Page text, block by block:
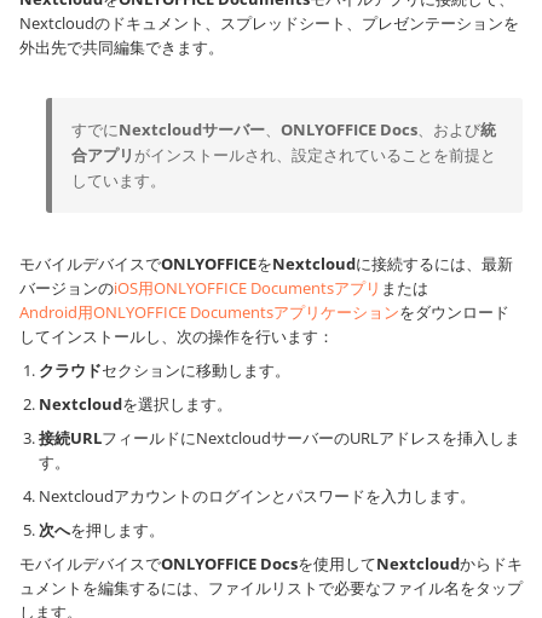
Nextcloudのドキュメント、スプレッドシート、プレゼンテーションを
外出先で共同編集できます。
すでにNextcloudサーバー、 ONLYOFFICE Docs、および統
合アプリ がインストールされ、設定されていることを前提と
しています。
モバイルデバイスでONLYOFFICEをNextcloudに接続するには、最新
バージョンのiOS用ONLYOFFICE Documentsアプリ または
Android用ONLYOFFICE Documentsアプリケーションをダウンロード
してインストールし、次の操作を行います：
クラウドセクションに移動します。
Nextcloudを選択します。
接続URLフィールドにNextcloudサーバーのURLアドレスを挿入しま
す。
Nextcloudアカウントのログインとパスワードを入力します。
次へを押します。
モバイルデバイスでONLYOFFICE Docsを使用してNextcloudからドキ
ュメントを編集するには、ファイルリストで必要なファイル名をタップ
します。